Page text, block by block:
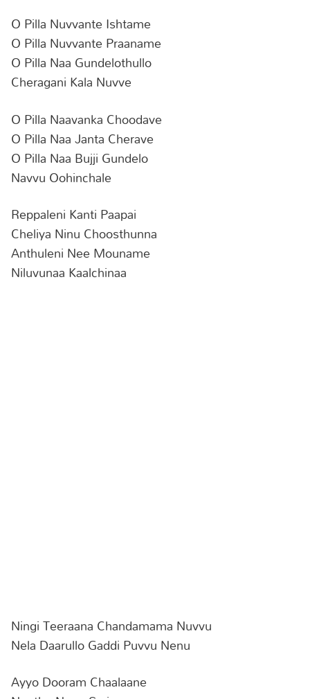
O Pilla Nuvvante Ishtame
O Pilla Nuvvante Praaname
O Pilla Naa Gundelothullo
Cheragani Kala Nuvve
O Pilla Naavanka Choodave
O Pilla Naa Janta Cherave
O Pilla Naa Bujji Gundelo
Navvu Oohinchale
Reppaleni Kanti Paapai
Cheliya Ninu Choosthunna
Anthuleni Nee Mouname
Niluvunaa Kaalchinaa
Ningi Teeraana Chandamama Nuvvu
Nela Daarullo Gaddi Puvvu Nenu
Ayyo Dooram Chaalaane